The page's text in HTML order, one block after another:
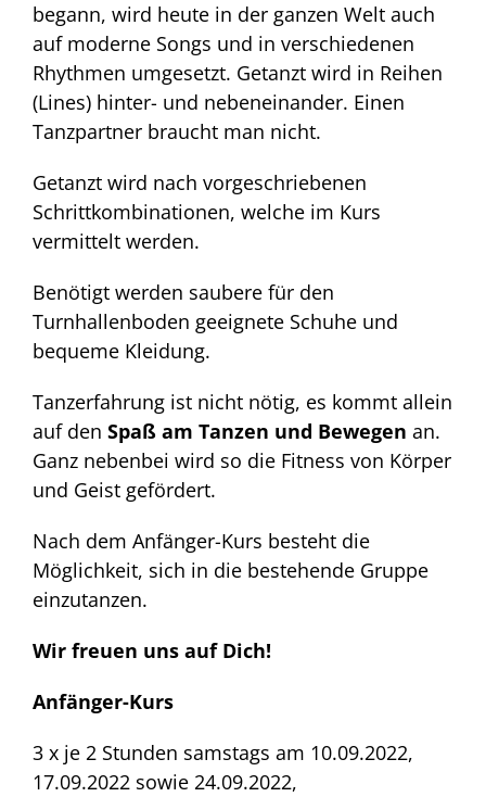
begann, wird heute in der ganzen Welt auch
auf moderne Songs und in verschiedenen
Rhythmen umgesetzt. Getanzt wird in Reihen
(Lines) hinter- und nebeneinander. Einen
Tanzpartner braucht man nicht.
Getanzt wird nach vorgeschriebenen
Schrittkombinationen, welche im Kurs
vermittelt werden.
Benötigt werden saubere für den
Turnhallenboden geeignete Schuhe und
bequeme Kleidung.
Tanzerfahrung ist nicht nötig, es kommt allein
auf den Spaß am Tanzen und Bewegen an.
Ganz nebenbei wird so die Fitness von Körper
und Geist gefördert.
Nach dem Anfänger-Kurs besteht die
Möglichkeit, sich in die bestehende Gruppe
einzutanzen.
Wir freuen uns auf Dich!
Anfänger-Kurs
3 x je 2 Stunden samstags am 10.09.2022,
17.09.2022 sowie 24.09.2022,